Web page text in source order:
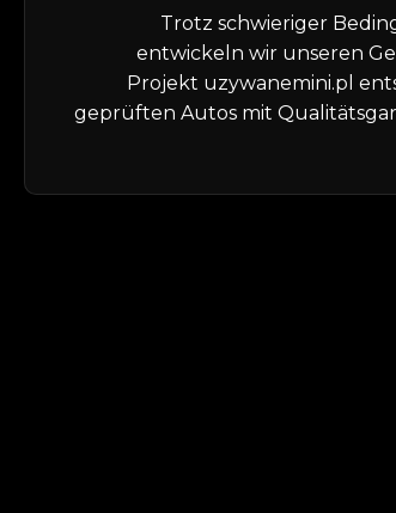
Trotz schwieriger
entwickeln wir unseren
Projekt uzywanemini.pl
geprüften Autos mit